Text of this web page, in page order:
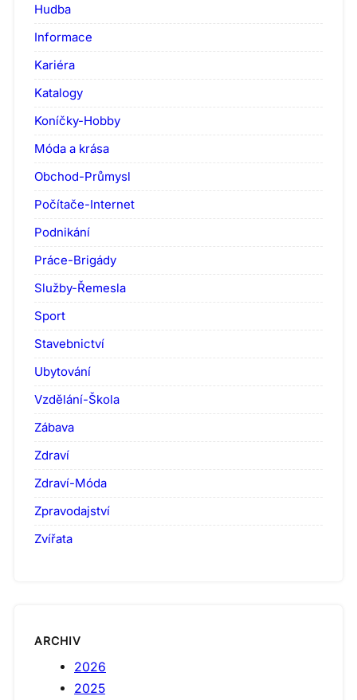
Hudba
Informace
Kariéra
Katalogy
Koníčky-Hobby
Móda a krása
Obchod-Průmysl
Počítače-Internet
Podnikání
Práce-Brigády
Služby-Řemesla
Sport
Stavebnictví
Ubytování
Vzdělání-Škola
Zábava
Zdraví
Zdraví-Móda
Zpravodajství
Zvířata
ARCHIV
2026
2025